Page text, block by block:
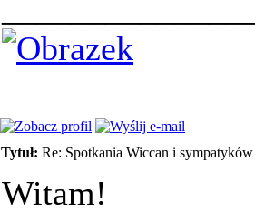
Tytuł: Re: Spotkania Wiccan i
Witam!